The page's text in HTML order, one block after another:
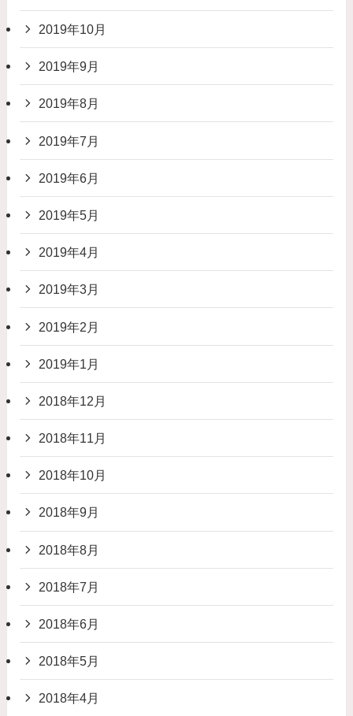
2019年10月
2019年9月
2019年8月
2019年7月
2019年6月
2019年5月
2019年4月
2019年3月
2019年2月
2019年1月
2018年12月
2018年11月
2018年10月
2018年9月
2018年8月
2018年7月
2018年6月
2018年5月
2018年4月